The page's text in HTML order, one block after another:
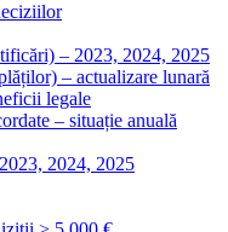
– 2023, 2024, 2025
– actualizare lunară
legale
– situație anuală
2024, 2025